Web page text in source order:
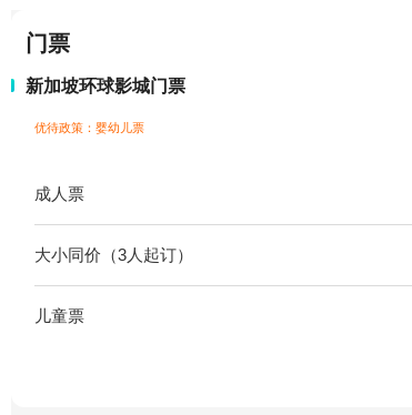
门票
新加坡环球影城门票
优待政策：婴幼儿票
成人票
大小同价（3人起订）
儿童票